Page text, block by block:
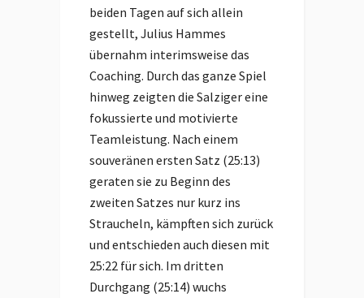
beiden Tagen auf sich allein
gestellt, Julius Hammes
übernahm interimsweise das
Coaching. Durch das ganze Spiel
hinweg zeigten die Salziger eine
fokussierte und motivierte
Teamleistung. Nach einem
souveränen ersten Satz (25:13)
geraten sie zu Beginn des
zweiten Satzes nur kurz ins
Straucheln, kämpften sich zurück
und entschieden auch diesen mit
25:22 für sich. Im dritten
Durchgang (25:14) wuchs